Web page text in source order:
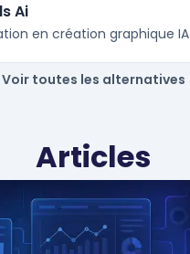
Ai
en création graphique IA
Voir toutes les alternatives
Articles